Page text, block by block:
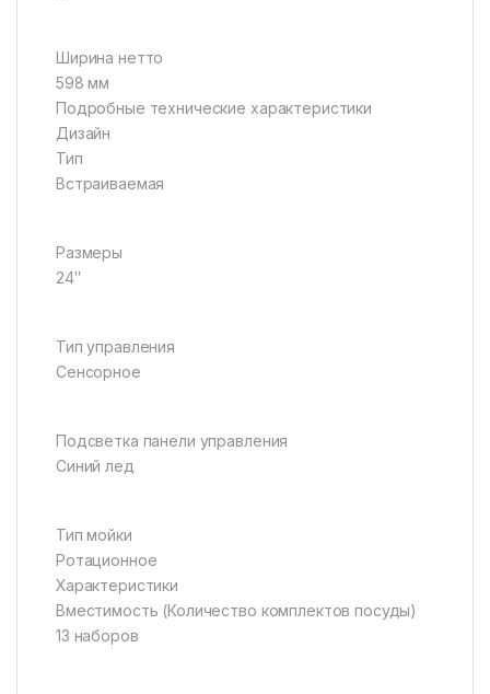
Ширина нетто
598 мм
Подробные технические характеристики
Дизайн
Тип
Встраиваемая
Размеры
24″
Тип управления
Сенсорное
Подсветка панели управления
Синий лед
Тип мойки
Ротационное
Характеристики
Вместимость (Количество комплектов посуды)
13 наборов